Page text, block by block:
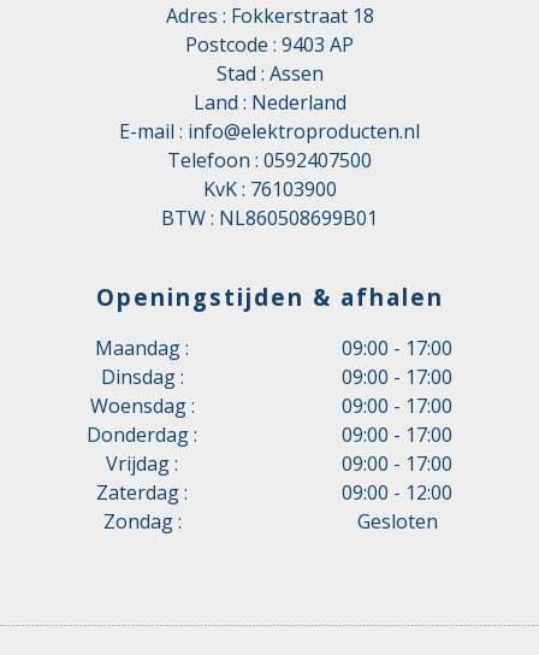
Adres : Fokkerstraat 18
Postcode : 9403 AP
Stad : Assen
Land : Nederland
E-mail : info@elektroproducten.nl
Telefoon : 0592407500
KvK : 76103900
BTW : NL860508699B01
Openingstijden & afhalen
Maandag :
09:00 - 17:00
Dinsdag :
09:00 - 17:00
Woensdag :
09:00 - 17:00
Donderdag :
09:00 - 17:00
Vrijdag :
09:00 - 17:00
Zaterdag :
09:00 - 12:00
Zondag :
Gesloten